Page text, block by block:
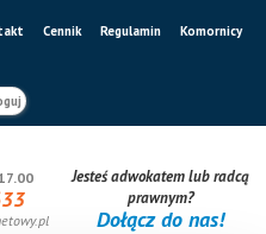
Cennik Regulamin Komornicy
Jesteś adwokatem lub radcą
prawnym?
Dołącz do nas!